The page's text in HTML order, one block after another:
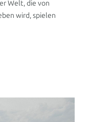
Welt, die von
wird, spielen